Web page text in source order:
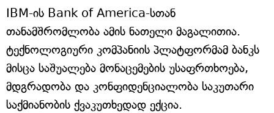
IBM-ის Bank of America-სთან
თანამშრომლობა ამის ნათელი მაგალითია.
ტექნოლოგიური კომპანიის პლატფორმამ ბანკს
მისცა საშუალება მონაცემების უსაფრთხოება,
მდგრადობა და კონფიდენციალობა საკუთარი
საქმიანობის ქვაკუთხედად ექცია.